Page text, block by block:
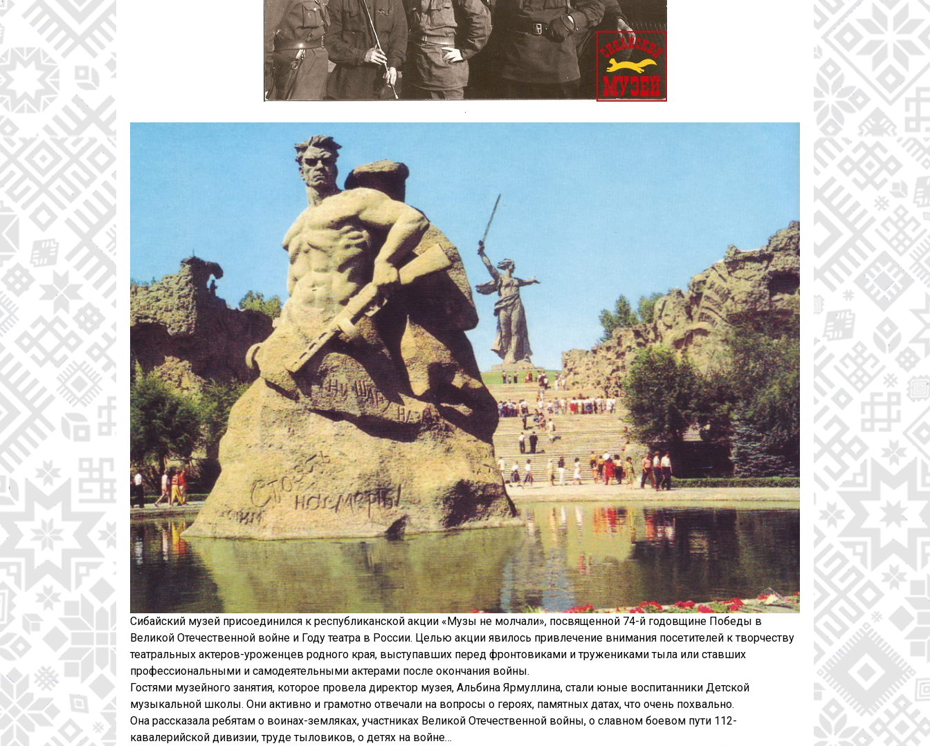
Сибайский музей присоединился к республиканской акции «Музы не молчали», посвященной 74-й годовщине Победы в
Великой Отечественной войне и Году театра в России. Целью акции явилось привлечение внимания посетителей к творчеству
театральных актеров-уроженцев родного края, выступавших перед фронтовиками и тружениками тыла или ставших
профессиональными и самодеятельными актерами после окончания войны.
Гостями музейного занятия, которое провела директор музея, Альбина Ярмуллина, стали юные воспитанники Детской
музыкальной школы. Они активно и грамотно отвечали на вопросы о героях, памятных датах, что очень похвально.
Она рассказала ребятам о воинах-земляках, участниках Великой Отечественной войны, о славном боевом пути 112-
кавалерийской дивизии, труде тыловиков, о детях на войне…